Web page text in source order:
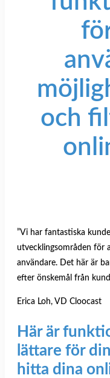
och
”Vi har fantastiska
utvecklingsområden för
användare. Det här är
efter önskemål från
Erica Loh, VD Cloocast
Här är
lättare för
hitta dina